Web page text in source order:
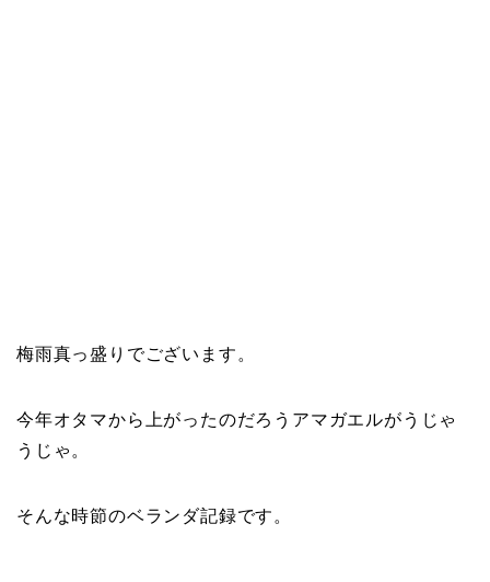
梅雨真っ盛りでございます。
今年オタマから上がったのだろうアマガエルがうじゃ
うじゃ。
そんな時節のベランダ記録です。